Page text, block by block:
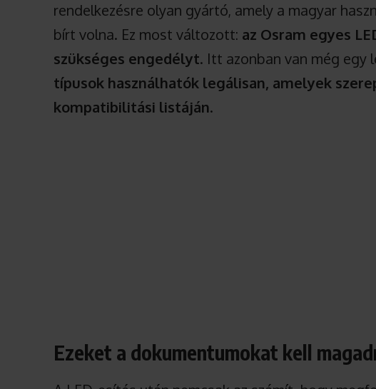
rendelkezésre olyan gyártó, amely a magyar
bírt volna. Ez most változott: az Osram egyes
szükséges engedélyt. Itt azonban van még egy
típusok használhatók legálisan, amelyek
kompatibilitási listáján.
Ezeket a dokumentumokat kell